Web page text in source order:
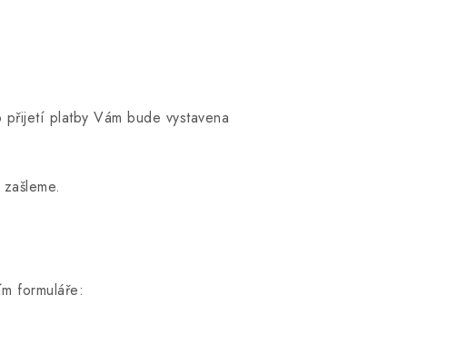
přijetí platby Vám bude vystavena
formuláře: